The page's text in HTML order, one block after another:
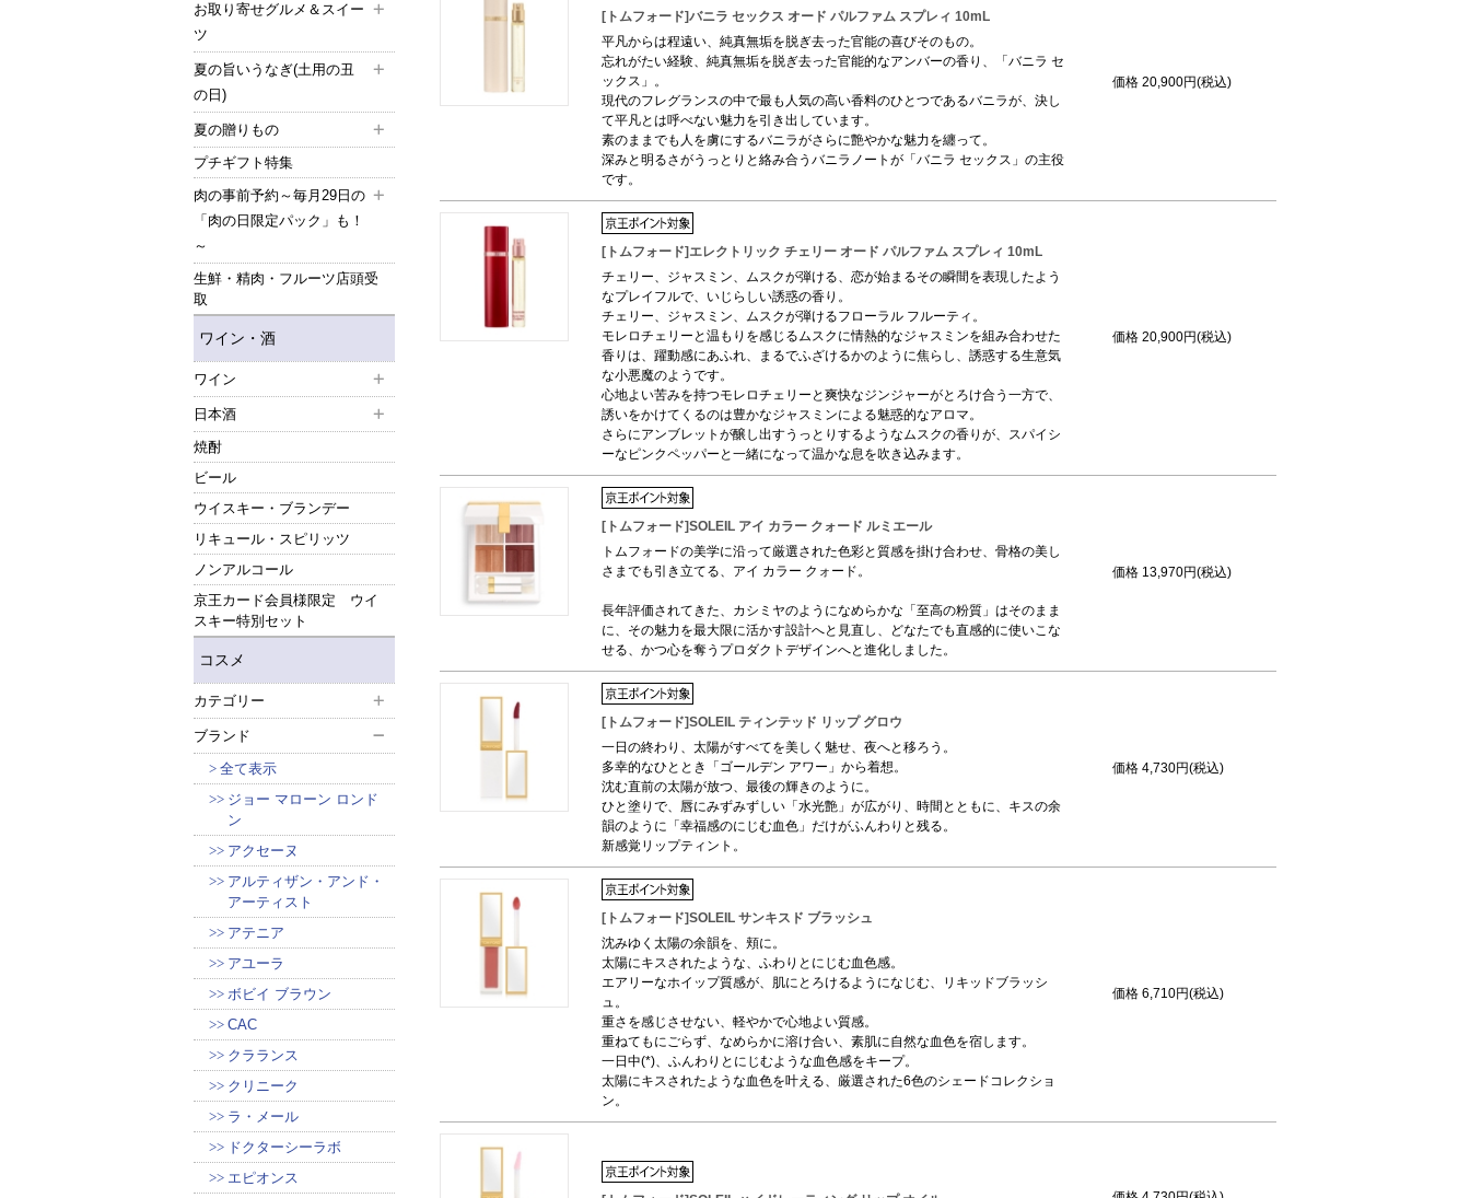
お取り寄せグルメ＆スイー
ツ
夏の旨いうなぎ(土用の丑
の日)
夏の贈りもの
プチギフト特集
肉の事前予約～毎月29日の
「肉の日限定パック」も！
～
生鮮・精肉・フルーツ店頭受
取
ワイン・酒
ワイン
日本酒
焼酎
ビール
ウイスキー・ブランデー
リキュール・スピリッツ
ノンアルコール
京王カード会員様限定 ウイ
スキー特別セット
コスメ
カテゴリー
ブランド
全て表示
ジョー マローン ロンド
ン
アクセーヌ
アルティザン・アンド・
アーティスト
アテニア
アユーラ
ボビイ ブラウン
CAC
クラランス
クリニーク
ラ・メール
ドクターシーラボ
エピオンス
[トムフォード]バニラ セックス オード パルファム スプレィ 10mL
平凡からは程遠い、純真無垢を脱ぎ去った官能の喜びそのもの。
忘れがたい経験、純真無垢を脱ぎ去った官能的なアンバーの香り、「バニラ セ
ックス」。
現代のフレグランスの中で最も人気の高い香料のひとつであるバニラが、決し
て平凡とは呼べない魅力を引き出しています。
素のままでも人を虜にするバニラがさらに艶やかな魅力を纏って。
深みと明るさがうっとりと絡み合うバニラノートが「バニラ セックス」の主役
です。
価格 20,900円(税込)
[トムフォード]エレクトリック チェリー オード パルファム スプレィ 10mL
チェリー、ジャスミン、ムスクが弾ける、恋が始まるその瞬間を表現したよう
なプレイフルで、いじらしい誘惑の香り。
チェリー、ジャスミン、ムスクが弾けるフローラル フルーティ。
モレロチェリーと温もりを感じるムスクに情熱的なジャスミンを組み合わせた
香りは、躍動感にあふれ、まるでふざけるかのように焦らし、誘惑する生意気
な小悪魔のようです。
心地よい苦みを持つモレロチェリーと爽快なジンジャーがとろけ合う一方で、
誘いをかけてくるのは豊かなジャスミンによる魅惑的なアロマ。
さらにアンブレットが醸し出すうっとりするようなムスクの香りが、スパイシ
ーなピンクペッパーと一緒になって温かな息を吹き込みます。
価格 20,900円(税込)
[トムフォード]SOLEIL アイ カラー クォード ルミエール
トムフォードの美学に沿って厳選された色彩と質感を掛け合わせ、骨格の美し
さまでも引き立てる、アイ カラー クォード。
長年評価されてきた、カシミヤのようになめらかな「至高の粉質」はそのまま
に、その魅力を最大限に活かす設計へと見直し、どなたでも直感的に使いこな
せる、かつ心を奪うプロダクトデザインへと進化しました。
価格 13,970円(税込)
[トムフォード]SOLEIL ティンテッド リップ グロウ
一日の終わり、太陽がすべてを美しく魅せ、夜へと移ろう。
多幸的なひととき「ゴールデン アワー」から着想。
沈む直前の太陽が放つ、最後の輝きのように。
ひと塗りで、唇にみずみずしい「水光艶」が広がり、時間とともに、キスの余
韻のように「幸福感のにじむ血色」だけがふんわりと残る。
新感覚リップティント。
価格 4,730円(税込)
[トムフォード]SOLEIL サンキスド ブラッシュ
沈みゆく太陽の余韻を、頬に。
太陽にキスされたような、ふわりとにじむ血色感。
エアリーなホイップ質感が、肌にとろけるようになじむ、リキッドブラッシ
ュ。
重さを感じさせない、軽やかで心地よい質感。
重ねてもにごらず、なめらかに溶け合い、素肌に自然な血色を宿します。
一日中(*)、ふんわりとにじむような血色感をキープ。
太陽にキスされたような血色を叶える、厳選された6色のシェードコレクショ
ン。
価格 6,710円(税込)